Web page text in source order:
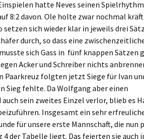
hatte Neves seinen
8:2 davon. Ole holte zwar nochmal
setzen sich wieder klar in jeweils drei
durch, so dass eine
sich Gass in fünf knappen Sätzen
Acker und Schreiber nichts
Paarkreuz folgten jetzt Siege für Ivan
Sieg fehlte. Da Wolfgang aber einen
sein zweites Einzel verlor, blieb es
Insgesamt ein sehr
für unsere erste Mannschaft, die nun
der Tabelle liegt. Das feierten sie auch